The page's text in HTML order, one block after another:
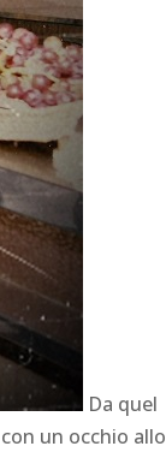
Da quel
un occhio allo